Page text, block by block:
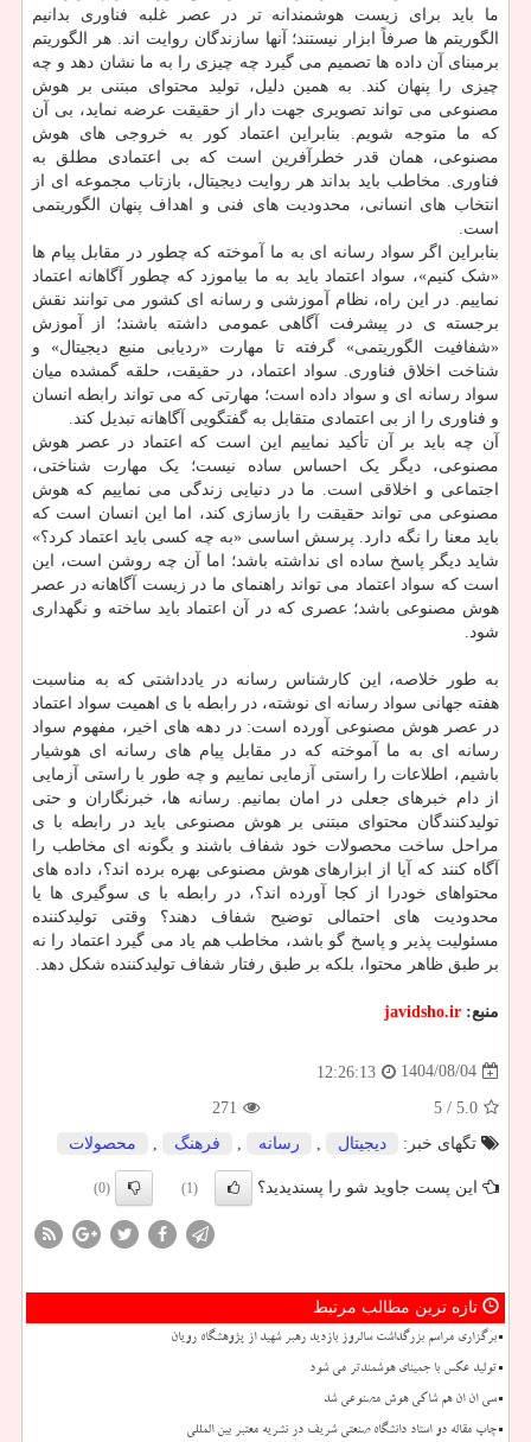
ما باید برای زیست هوشمندانه تر در عصر غلبه فناوری بدانیم
الگوریتم ها صرفاً ابزار نیستند؛ آنها سازندگان روایت اند. هر الگوریتم
برمبنای آن داده ها تصمیم می گیرد چه چیزی را به ما نشان دهد و چه
چیزی را پنهان کند. به همین دلیل، تولید محتوای مبتنی بر هوش
مصنوعی می تواند تصویری جهت دار از حقیقت عرضه نماید، بی آن
که ما متوجه شویم. بنابراین اعتماد کور به خروجی های هوش
مصنوعی، همان قدر خطرآفرین است که بی اعتمادی مطلق به
فناوری. مخاطب باید بداند هر روایت دیجیتال، بازتاب مجموعه ای از
انتخاب های انسانی، محدودیت های فنی و اهداف پنهان الگوریتمی
است.
بنابراین اگر سواد رسانه ای به ما آموخته که چطور در مقابل پیام ها
«شک کنیم»، سواد اعتماد باید به ما بیاموزد که چطور آگاهانه اعتماد
نماییم. در این راه، نظام آموزشی و رسانه ای کشور می توانند نقش
برجسته ی در پیشرفت آگاهی عمومی داشته باشند؛ از آموزش
«شفافیت الگوریتمی» گرفته تا مهارت «ردیابی منبع دیجیتال» و
شناخت اخلاق فناوری. سواد اعتماد، در حقیقت، حلقه گمشده میان
سواد رسانه ای و سواد داده است؛ مهارتی که می تواند رابطه انسان
و فناوری را از بی اعتمادی متقابل به گفتگویی آگاهانه تبدیل کند.
آن چه باید بر آن تأکید نماییم این است که اعتماد در عصر هوش
مصنوعی، دیگر یک احساس ساده نیست؛ یک مهارت شناختی،
اجتماعی و اخلاقی است. ما در دنیایی زندگی می نماییم که هوش
مصنوعی می تواند حقیقت را بازسازی کند، اما این انسان است که
باید معنا را نگه دارد. پرسش اساسی «به چه کسی باید اعتماد کرد؟»
شاید دیگر پاسخ ساده ای نداشته باشد؛ اما آن چه روشن است، این
است که سواد اعتماد می تواند راهنمای ما در زیست آگاهانه در عصر
هوش مصنوعی باشد؛ عصری که در آن اعتماد باید ساخته و نگهداری
شود.
به طور خلاصه، این کارشناس رسانه در یادداشتی که به مناسبت
هفته جهانی سواد رسانه ای نوشته، در رابطه با ی اهمیت سواد اعتماد
در عصر هوش مصنوعی آورده است: در دهه های اخیر، مفهوم سواد
رسانه ای به ما آموخته که در مقابل پیام های رسانه ای هوشیار
باشیم، اطلاعات را راستی آزمایی نماییم و چه طور با راستی آزمایی
از دام خبرهای جعلی در امان بمانیم. رسانه ها، خبرنگاران و حتی
تولیدکنندگان محتوای مبتنی بر هوش مصنوعی باید در رابطه با ی
مراحل ساخت محصولات خود شفاف باشند و بگونه ای مخاطب را
آگاه کنند که آیا از ابزارهای هوش مصنوعی بهره برده اند؟، داده های
محتواهای خودرا از کجا آورده اند؟، در رابطه با ی سوگیری ها یا
محدودیت های احتمالی توضیح شفاف دهند؟ وقتی تولیدکننده
مسئولیت پذیر و پاسخ گو باشد، مخاطب هم یاد می گیرد اعتماد را نه
بر طبق ظاهر محتوا، بلکه بر طبق رفتار شفاف تولیدکننده شکل دهد.
منبع: javidsho.ir
1404/08/04
12:26:13
5.0
/ 5
271
تگهای خبر:
دیجیتال رسانه فرهنگ محصولات
این پست جاوید شو را پسندیدید؟ (1)
(0)
تازه ترین مطالب مرتبط
برگزاری مراسم بزرگداشت سالروز بازدید رهبر شهید از پژوهشگاه رویان
تولید عکس با جمینای هوشمندتر می شود
سی ان ان هم شاکی هوش مصنوعی شد
چاپ مقاله دو استاد دانشگاه صنعتی شریف در نشریه معتبر بین المللی